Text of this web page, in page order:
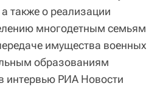
также о реализации
многодетным семьям
имущества военных
образованиям
интервью РИА Новости